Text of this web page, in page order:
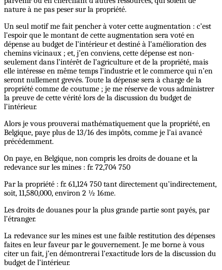
nature à ne pas peser sur la propriété.
Un seul motif me fait pencher à voter cette augmentation : c’est
l’espoir que le montant de cette augmentation sera voté en
dépense au budget de l’intérieur et destiné à l’amélioration des
chemins vicinaux ; et, j’en conviens, cette dépense est non-
seulement dans l’intérêt de l’agriculture et de la propriété, mais
elle intéresse en même temps l’industrie et le commerce qui n’en
seront nullement grevés. Toute la dépense sera à charge de la
propriété comme de coutume ; je me réserve de vous administrer
la preuve de cette vérité lors de la discussion du budget de
l’intérieur.
Alors je vous prouverai mathématiquement que la propriété, en
Belgique, paye plus de 13/16 des impôts, comme je l’ai avancé
précédemment.
On paye, en Belgique, non compris les droits de douane et la
redevance sur les mines : fr. 72,704 750
Par la propriété : fr. 61,124 750 tant directement qu’indirectement,
soit, 11,580,000, environ 2 ½ 16me.
Les droits de douanes pour la plus grande partie sont payés, par
l’étranger.
La redevance sur les mines est une faible restitution des dépenses
faites en leur faveur par le gouvernement. Je me borne à vous
citer un fait, j’en démontrerai l’exactitude lors de la discussion du
budget de l’intérieur.